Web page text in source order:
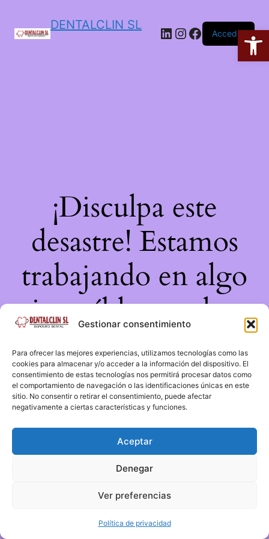
Gestionar consentimiento
Para ofrecer las mejores experiencias, utilizamos tecnologías como las
cookies para almacenar y/o acceder a la información del dispositivo. El
consentimiento de estas tecnologías nos permitirá procesar datos como
el comportamiento de navegación o las identificaciones únicas en este
sitio. No consentir o retirar el consentimiento, puede afectar
negativamente a ciertas características y funciones.
Aceptar
Denegar
Ver preferencias
Política de privacidad
DENTALCLIN SL
Acceder
¡Disculpa este
desastre! Estamos
trabajando en algo
increíble, ¡vuelve
pronto!